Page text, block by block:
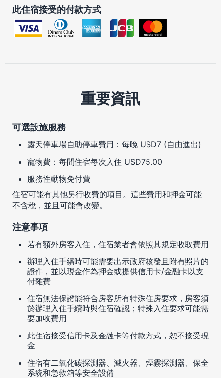
此住宿接受的付款方式
重要資訊
可選設施服務
露天停車場自助停車費用：每晚 USD7 (自由進出)
寵物費：每間住宿每次入住 USD75.00
服務性動物免付費
住宿可能有其他另行收費的項目。這些費用和押金可能
不含稅，並且可能會改變。
注意事項
若有額外房客入住，住宿業者會依照其規定收取費用
辦理入住手續時可能需要出示政府核發且附有照片的
證件，並以現金作為押金或提供信用卡/金融卡以支
付雜費
住宿無法保證能符合房客所有特殊住房要求，房客須
於辦理入住手續時與住宿確認；特殊入住要求可能需
要加收費用
此住宿接受信用卡及金融卡等付款方式，恕不接受現
金
住宿有二氧化碳探測器、滅火器、煙霧探測器、保全
系統和急救箱等安全設備